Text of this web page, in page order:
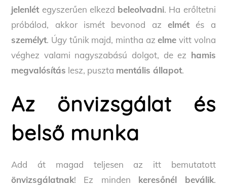
jelenlét egyszerűen elkezd beleolvadni. Ha erőltetni
próbálod, akkor ismét bevonod az elmétés a
személyt. Úgy tűnik majd, mintha azelme vitt volna
véghez valami nagyszabású dolgot, de ez hamis
megvalósítás lesz, puszta mentális állapot.
Az önvizsgálat és
belső munka
Add át magad teljesen az itt bemutatott
önvizsgálatnak! Ez minden keresőnél beválik.